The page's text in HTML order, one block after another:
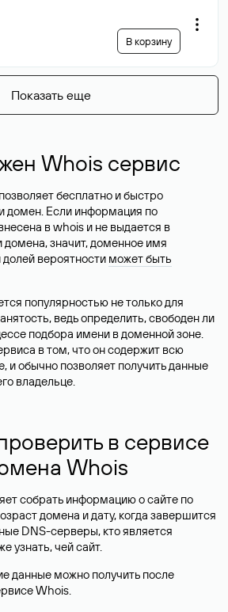
В корзину
Показать еще
Whois сервис
бесплатно и быстро
домен. Если информация по
в whois и не выдается в
домена, значит, доменное имя
вероятности может быть
популярностью не только для
ведь определить, свободен ли
подбора имени в доменной зоне.
в том, что он содержит всю
обычно позволяет получить данные
владельце.
в сервисе
Whois
собрать информацию о сайте по
домена и дату, когда завершится
DNS-серверы, кто является
узнать, чей сайт.
данные можно получить после
Whois.